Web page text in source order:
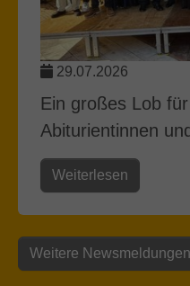
29.07.2026
Ein großes Lob
Abiturientinnen
Weiterlesen
Weitere Newsmeldungen